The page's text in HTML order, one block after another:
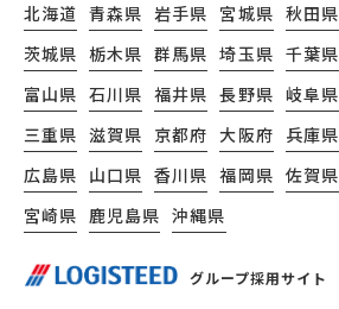
グループ採用サイト
北海道 青森県 岩手県 宮城県 秋田県
茨城県 栃木県 群馬県 埼玉県 千葉県
富山県 石川県 福井県 長野県 岐阜県
三重県 滋賀県 京都府 大阪府 兵庫県
広島県 山口県 香川県 福岡県 佐賀県
宮崎県 鹿児島県 沖縄県